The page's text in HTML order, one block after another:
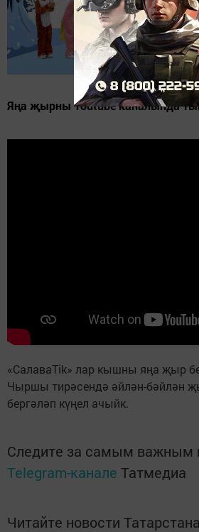
Яңа җырны Youtube каналында
«СалаваTik» лар кышны яңа җыр
Чыршы тирәсендә әйлән-бәйлән
бергәләп күңел ачыйк.
Следите за самым важным
Telegram-канале Татмедиа
Читайте новости